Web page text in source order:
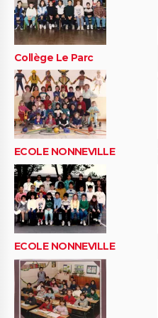
Collège Le Parc
ECOLE NONNEVILLE
ECOLE NONNEVILLE